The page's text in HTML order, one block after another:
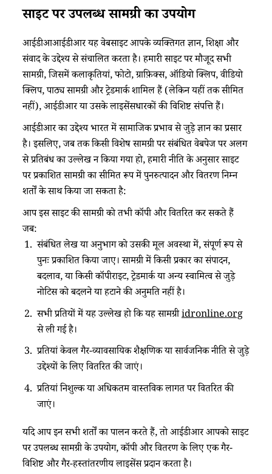
साइट पर उपलब्ध सामग्री का उपयोग
आईडीआआईडीआर यह वेबसाइट आपके व्यक्तिगत ज्ञान, शिक्षा और
संवाद के उद्देश्य से संचालित करता है। हमारी साइट पर मौजूद सभी
सामग्री, जिसमें कलाकृतियां, फोटो, ग्राफ़िक्स, ऑडियो क्लिप, वीडियो
क्लिप, पाठ्य सामग्री और ट्रेडमार्क शामिल हैं (लेकिन यहीं तक सीमित
नहीं), आईडीआर या उसके लाइसेंसधारकों की विशिष्ट संपत्ति हैं।
आईडीआर का उद्देश्य भारत में सामाजिक प्रभाव से जुड़े ज्ञान का प्रसार
है। इसलिए, जब तक किसी विशेष सामग्री पर संबंधित वेबपेज पर अलग
से प्रतिबंध का उल्लेख न किया गया हो, हमारी नीति के अनुसार साइट
पर प्रकाशित सामग्री का सीमित रूप में पुनरुत्पादन और वितरण निम्न
शर्तों के साथ किया जा सकता है:
आप इस साइट की सामग्री को तभी कॉपी और वितरित कर सकते हैं
जब:
संबंधित लेख या अनुभाग को उसकी मूल अवस्था में, संपूर्ण रूप से
पुनः प्रकाशित किया जाए। सामग्री में किसी प्रकार का संपादन,
बदलाव, या किसी कॉपीराइट, ट्रेडमार्क या अन्य स्वामित्व से जुड़े
नोटिस को बदलने या हटाने की अनुमति नहीं है।
सभी प्रतियों में यह उल्लेख हो कि यह सामग्रीidronline.org
से ली गई है।
प्रतियां केवल गैर-व्यावसायिक शैक्षणिक या सार्वजनिक नीति से जुड़े
उद्देश्यों के लिए वितरित की जाएं।
प्रतियां निशुल्क या अधिकतम वास्तविक लागत पर वितरित की
जाएं।
यदि आप इन सभी शर्तों का पालन करते हैं, तो आईडीआर आपको साइट
पर उपलब्ध सामग्री के उपयोग, कॉपी और वितरण के लिए एक गैर-
विशिष्ट और गैर-हस्तांतरणीय लाइसेंस प्रदान करता है।